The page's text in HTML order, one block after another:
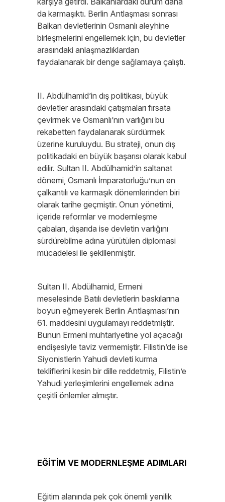
da karmaşıktı. Berlin Antlaşması sonrası
Balkan devletlerinin Osmanlı aleyhine
birleşmelerini engellemek için, bu devletler
arasındaki anlaşmazlıklardan
faydalanarak bir denge sağlamaya çalıştı.
II. Abdülhamid’in dış politikası, büyük
devletler arasındaki çatışmaları fırsata
çevirmek ve Osmanlı’nın varlığını bu
rekabetten faydalanarak sürdürmek
üzerine kuruluydu. Bu strateji, onun dış
politikadaki en büyük başarısı olarak kabul
edilir. Sultan II. Abdülhamid’in saltanat
dönemi, Osmanlı İmparatorluğu’nun en
çalkantılı ve karmaşık dönemlerinden biri
olarak tarihe geçmiştir. Onun yönetimi,
içeride reformlar ve modernleşme
çabaları, dışarıda ise devletin varlığını
sürdürebilme adına yürütülen diplomasi
mücadelesi ile şekillenmiştir.
Sultan II. Abdülhamid, Ermeni
meselesinde Batılı devletlerin baskılarına
boyun eğmeyerek Berlin Antlaşması’nın
61. maddesini uygulamayı reddetmiştir.
Bunun Ermeni muhtariyetine yol açacağı
endişesiyle taviz vermemiştir. Filistin’de ise
Siyonistlerin Yahudi devleti kurma
tekliflerini kesin bir dille reddetmiş, Filistin’e
Yahudi yerleşimlerini engellemek adına
çeşitli önlemler almıştır.
EĞİTİM VE MODERNLEŞME ADIMLARI
Eğitim alanında pek çok önemli yenilik